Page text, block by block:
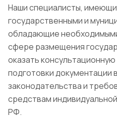
Наши специалисты,
государственными и
обладающие
сфере размещения
оказать
подготовки документации
законодательства и
средствам
РФ.